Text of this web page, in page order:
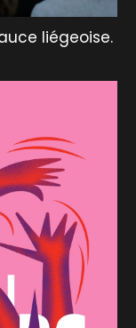
liégeoise.